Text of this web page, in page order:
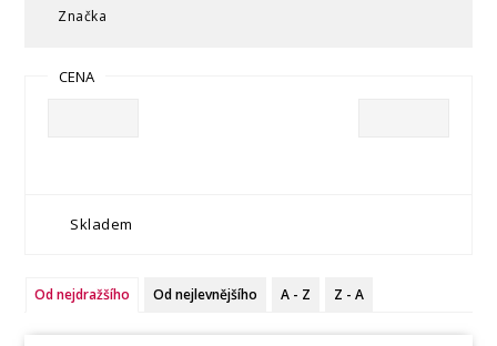
Značka
CENA
Skladem
Od nejdražšího Od nejlevnějšího A - Z Z - A